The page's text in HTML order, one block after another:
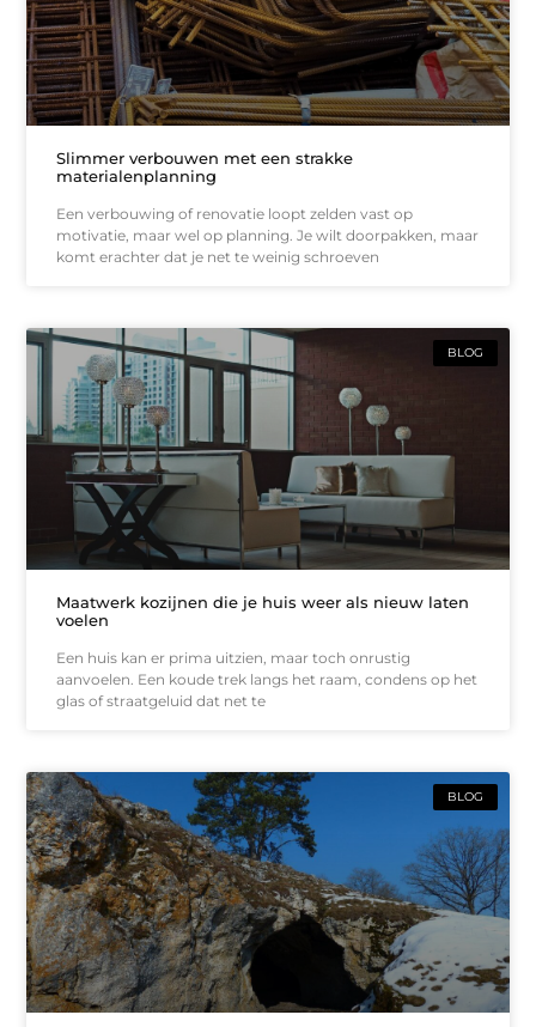
Slimmer verbouwen met een strakke
materialenplanning
Een verbouwing of renovatie loopt zelden vast op
motivatie, maar wel op planning. Je wilt doorpakken, maar
komt erachter dat je net te weinig schroeven
BLOG
Maatwerk kozijnen die je huis weer als nieuw laten
voelen
Een huis kan er prima uitzien, maar toch onrustig
aanvoelen. Een koude trek langs het raam, condens op het
glas of straatgeluid dat net te
BLOG